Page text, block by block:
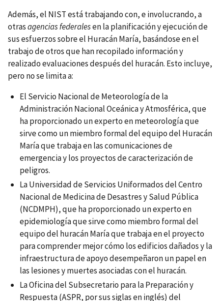
Además, el NIST está trabajando con, e involucrando, a
otrasagencias federalesen la planificación y ejecución de
sus esfuerzos sobre el Huracán María, basándose en el
trabajo de otros que han recopilado información y
realizado evaluaciones después del huracán. Esto incluye,
pero no se limita a:
El Servicio Nacional de Meteorología de la
Administración Nacional Oceánica y Atmosférica, que
ha proporcionado un experto en meteorología que
sirve como un miembro formal del equipo del Huracán
María que trabaja en las comunicaciones de
emergencia y los proyectos de caracterización de
peligros.
La Universidad de Servicios Uniformados del Centro
Nacional de Medicina de Desastres y Salud Pública
(NCDMPH), que ha proporcionado un experto en
epidemiología que sirve como miembro formal del
equipo del huracán María que trabaja en el proyecto
para comprender mejor cómo los edificios dañados y la
infraestructura de apoyo desempeñaron un papel en
las lesiones y muertes asociadas con el huracán.
La Oficina del Subsecretario para la Preparación y
Respuesta (ASPR, por sus siglas en inglés) del